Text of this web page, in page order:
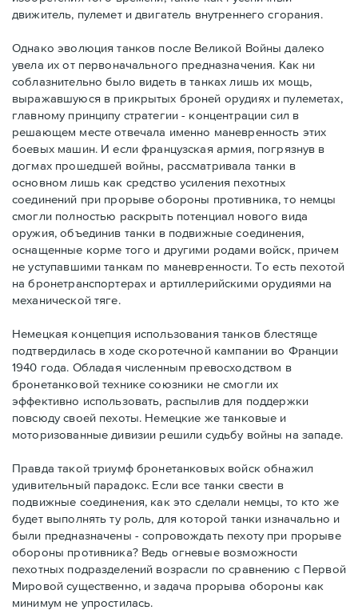
движитель, пулемет и двигатель внутреннего сгорания.
Однако эволюция танков после Великой Войны далеко
увела их от первоначального предназначения. Как ни
соблазнительно было видеть в танках лишь их мощь,
выражавшуюся в прикрытых броней орудиях и пулеметах,
главному принципу стратегии - концентрации сил в
решающем месте отвечала именно маневренность этих
боевых машин. И если французская армия, погрязнув в
догмах прошедшей войны, рассматривала танки в
основном лишь как средство усиления пехотных
соединений при прорыве обороны противника, то немцы
смогли полностью раскрыть потенциал нового вида
оружия, объединив танки в подвижные соединения,
оснащенные корме того и другими родами войск, причем
не уступавшими танкам по маневренности. То есть пехотой
на бронетранспортерах и артиллерийскими орудиями на
механической тяге.
Немецкая концепция использования танков блестяще
подтвердилась в ходе скоротечной кампании во Франции
1940 года. Обладая численным превосходством в
бронетанковой технике союзники не смогли их
эффективно использовать, распылив для поддержки
повсюду своей пехоты. Немецкие же танковые и
моторизованные дивизии решили судьбу войны на западе.
Правда такой триумф бронетанковых войск обнажил
удивительный парадокс. Если все танки свести в
подвижные соединения, как это сделали немцы, то кто же
будет выполнять ту роль, для которой танки изначально и
были предназначены - сопровождать пехоту при прорыве
обороны противника? Ведь огневые возможности
пехотных подразделений возрасли по сравнению с Первой
Мировой существенно, и задача прорыва обороны как
минимум не упростилась.